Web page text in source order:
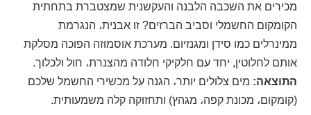
מכירים את השכבה הלבנה והעקשנית שמצטברת בתחתית
הקומקום החשמלי וסביב הברזים? זו אבנית، הנגרמת
ממינרלים כמו סידן ומגנזיום. מערכת אוסמוזה הפוכה מסלקת
אותם לחלוטין, יחד עם חלקיקי חלודה מהצנרת، חול ולכלוך.
התוצאה: מים צלולים יותר، הגנה על מכשירי החשמל שלכם
(קומקום، מכונת קפה، מגהץ) ותחזוקה קלה משמעותית.